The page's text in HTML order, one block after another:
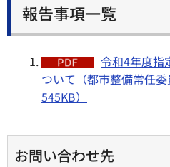
報告事項一覧
令和4年度指
ついて（都市整備常任委
545KB）
お問い合わせ先